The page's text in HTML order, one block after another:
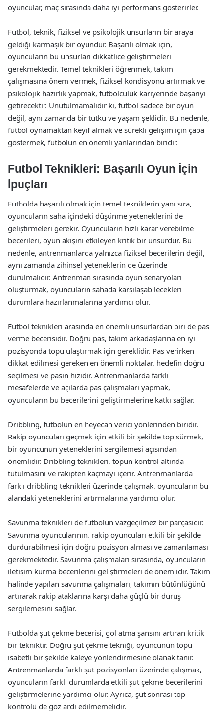
oyuncular, maç sırasında daha iyi performans gösterirler.
Futbol, teknik, fiziksel ve psikolojik unsurların bir araya
geldiği karmaşık bir oyundur. Başarılı olmak için,
oyuncuların bu unsurları dikkatlice geliştirmeleri
gerekmektedir. Temel teknikleri öğrenmek, takım
çalışmasına önem vermek, fiziksel kondisyonu artırmak ve
psikolojik hazırlık yapmak, futbolculuk kariyerinde başarıyı
getirecektir. Unutulmamalıdır ki, futbol sadece bir oyun
değil, aynı zamanda bir tutku ve yaşam şeklidir. Bu nedenle,
futbol oynamaktan keyif almak ve sürekli gelişim için çaba
göstermek, futbolun en önemli yanlarından biridir.
Futbol Teknikleri: Başarılı Oyun İçin
İpuçları
Futbolda başarılı olmak için temel tekniklerin yanı sıra,
oyuncuların saha içindeki düşünme yeteneklerini de
geliştirmeleri gerekir. Oyuncuların hızlı karar verebilme
becerileri, oyun akışını etkileyen kritik bir unsurdur. Bu
nedenle, antrenmanlarda yalnızca fiziksel becerilerin değil,
aynı zamanda zihinsel yeteneklerin de üzerinde
durulmalıdır. Antrenman sırasında oyun senaryoları
oluşturmak, oyuncuların sahada karşılaşabilecekleri
durumlara hazırlanmalarına yardımcı olur.
Futbol teknikleri arasında en önemli unsurlardan biri de pas
verme becerisidir. Doğru pas, takım arkadaşlarına en iyi
pozisyonda topu ulaştırmak için gereklidir. Pas verirken
dikkat edilmesi gereken en önemli noktalar, hedefin doğru
seçilmesi ve pasın hızıdır. Antrenmanlarda farklı
mesafelerde ve açılarda pas çalışmaları yapmak,
oyuncuların bu becerilerini geliştirmelerine katkı sağlar.
Dribbling, futbolun en heyecan verici yönlerinden biridir.
Rakip oyuncuları geçmek için etkili bir şekilde top sürmek,
bir oyuncunun yeteneklerini sergilemesi açısından
önemlidir. Dribbling teknikleri, topun kontrol altında
tutulmasını ve rakipten kaçmayı içerir. Antrenmanlarda
farklı dribbling teknikleri üzerinde çalışmak, oyuncuların bu
alandaki yeteneklerini artırmalarına yardımcı olur.
Savunma teknikleri de futbolun vazgeçilmez bir parçasıdır.
Savunma oyuncularının, rakip oyuncuları etkili bir şekilde
durdurabilmesi için doğru pozisyon alması ve zamanlaması
gerekmektedir. Savunma çalışmaları sırasında, oyuncuların
iletişim kurma becerilerini geliştirmeleri de önemlidir. Takım
halinde yapılan savunma çalışmaları, takımın bütünlüğünü
artırarak rakip ataklarına karşı daha güçlü bir duruş
sergilemesini sağlar.
Futbolda şut çekme becerisi, gol atma şansını artıran kritik
bir tekniktir. Doğru şut çekme tekniği, oyuncunun topu
isabetli bir şekilde kaleye yönlendirmesine olanak tanır.
Antrenmanlarda farklı şut pozisyonları üzerinde çalışmak,
oyuncuların farklı durumlarda etkili şut çekme becerilerini
geliştirmelerine yardımcı olur. Ayrıca, şut sonrası top
kontrolü de göz ardı edilmemelidir.